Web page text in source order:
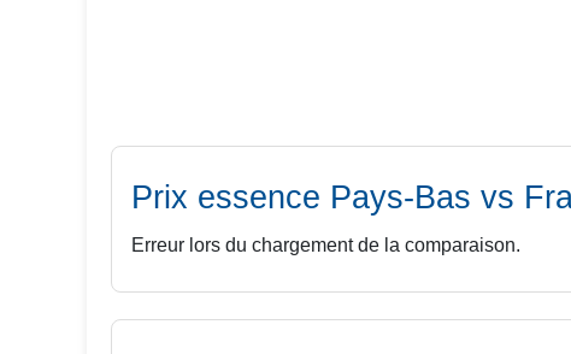
Prix essence Pays-Bas vs
Erreur lors du chargement de la comparaison.